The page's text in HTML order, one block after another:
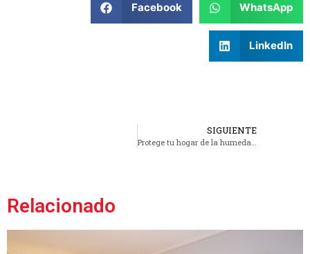
Facebook WhatsApp
LinkedIn
SIGUIENTE
Relacionado